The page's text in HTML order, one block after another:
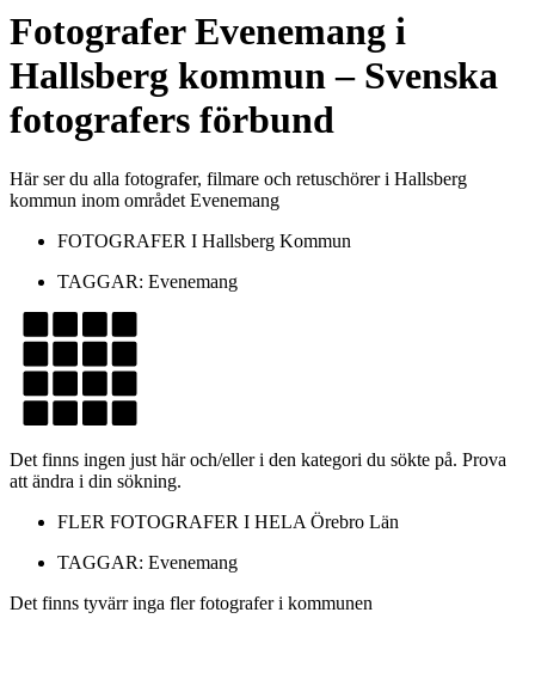
FotograferEvenemang i
Hallsberg kommun– Svenska
fotografers förbund
Här ser du alla fotografer, filmare och retuschörer i Hallsberg
kommun inom området Evenemang
FOTOGRAFER I Hallsberg Kommun
TAGGAR: Evenemang
Det finns ingen just här och/eller i den kategori du sökte på. Prova
att ändra i din sökning.
FLER FOTOGRAFER I HELA Örebro Län
TAGGAR: Evenemang
Det finns tyvärr inga fler fotografer i kommunen